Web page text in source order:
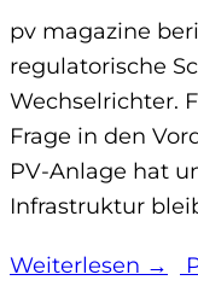
pv magazine
regulatorische
Wechselrichter.
Frage in den
PV-Anlage hat
Infrastruktur
Weiterlesen →